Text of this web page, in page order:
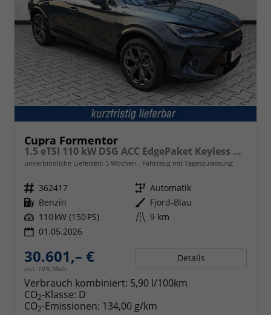
Cupra Formentor
1.5 eTSI 110 kW DSG ACC EdgePaket Keyless Kam
unverbindliche Lieferzeit: 5 Wochen Fahrzeug mit Tageszulassung
Fahrzeugnr. 362417 Getriebe Automatik
Kraftstoff Benzin Außenfarbe Fjord-Blau
Leistung 110 kW (150 PS) Kilometerstand 9 km
01.05.2026
30.601,– €
incl. 19% MwSt.
Details
Verbrauch kombiniert: 5,90 l/100km
CO2-Klasse: D
CO2-Emissionen: 134,00 g/km